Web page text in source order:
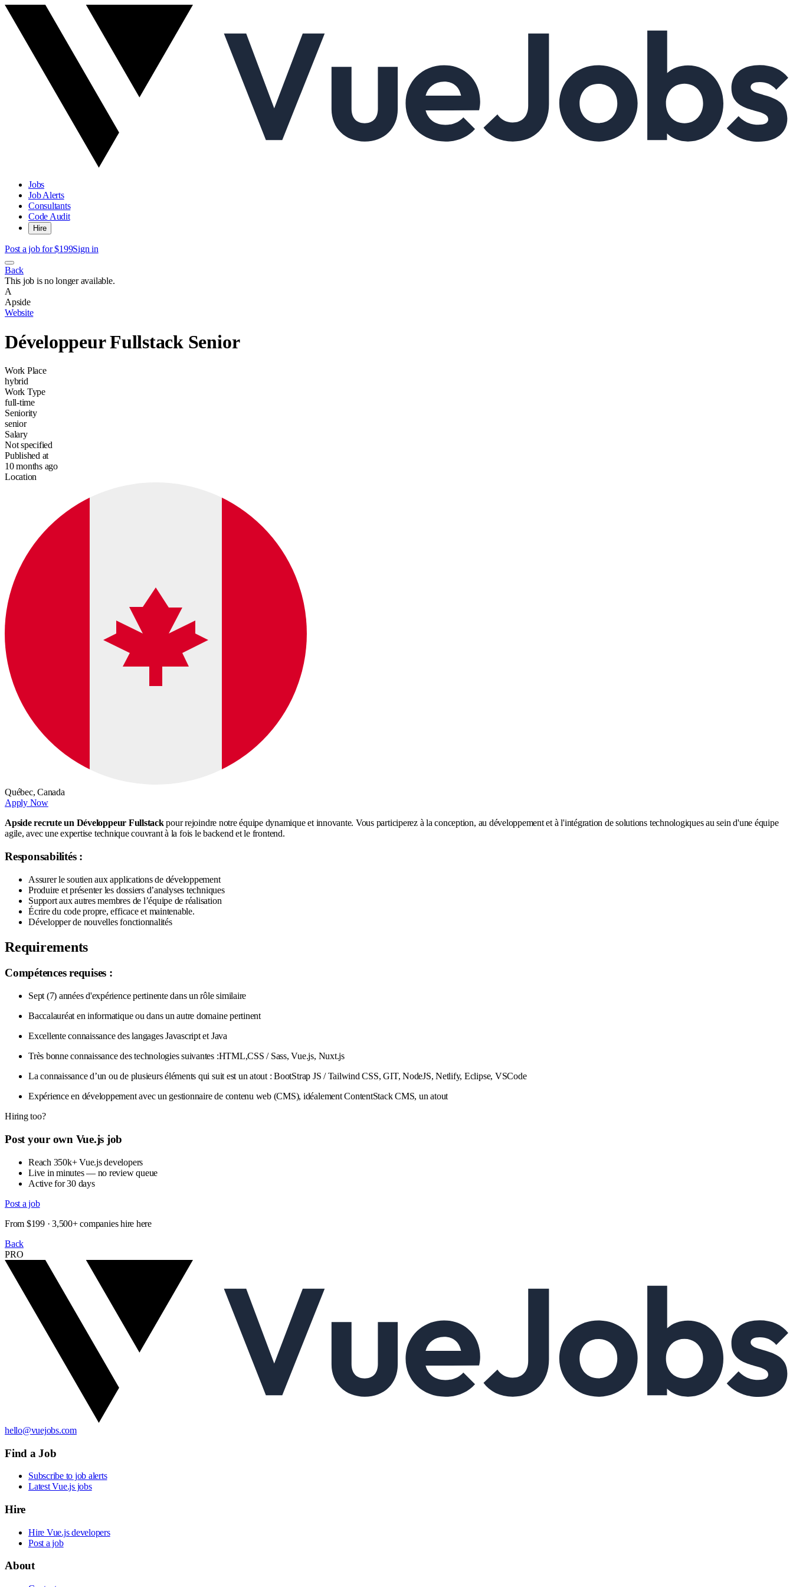
Jobs
Job Alerts
Consultants
Code Audit
Hire
Post a job for $199Sign in
Back
This job is no longer available.
A
Apside
Website
Développeur Fullstack Senior
Work Place
hybrid
Work Type
full-time
Seniority
senior
Salary
Not specified
Published at
10 months ago
Location
Québec,Canada
Apply Now
Apside recrute un Développeur Fullstackpour rejoindre notre équipe dynamique et innovante. Vous participerez à la conception, au développement et à l'intégration de solutions technologiques au sein d'une équipe
agile, avec une expertise technique couvrant à la fois le backend et le frontend.
Responsabilités :
Assurer le soutien aux applications de développement
Produire et présenter les dossiers d’analyses techniques
Support aux autres membres de l’équipe de réalisation
Écrire du code propre, efficace et maintenable.
Développer de nouvelles fonctionnalités
Requirements
Compétences requises :
Sept (7) années d'expérience pertinente dans un rôle similaire
Baccalauréat en informatique ou dans un autre domaine pertinent
Excellente connaissance des langages Javascript et Java
Très bonne connaissance des technologies suivantes :HTML,CSS / Sass, Vue.js, Nuxt.js
La connaissance d’un ou de plusieurs éléments qui suit est un atout : BootStrap JS / Tailwind CSS, GIT, NodeJS, Netlify, Eclipse, VSCode
Expérience en développement avec un gestionnaire de contenu web (CMS), idéalement ContentStack CMS, un atout
Hiring too?
Post your own Vue.js job
Reach 350k+ Vue.js developers
Live in minutes — no review queue
Active for 30 days
Post a job
From $199 · 3,500+ companies hire here
Back
PRO
hello@vuejobs.com
Find a Job
Subscribe to job alerts
Latest Vue.js jobs
Hire
Hire Vue.js developers
Post a job
About